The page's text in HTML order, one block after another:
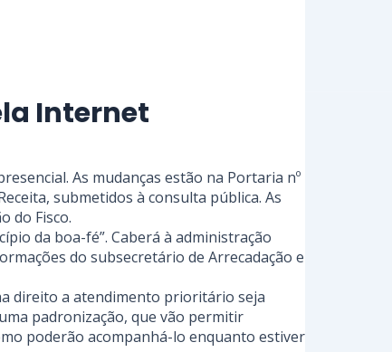
Internet
As mudanças estão na Portaria nº
submetidos à consulta pública. As
do Fisco.
da boa-fé”. Caberá à administração
do subsecretário de Arrecadação e
direito a atendimento prioritário seja
padronização, que vão permitir
poderão acompanhá-lo enquanto estiver